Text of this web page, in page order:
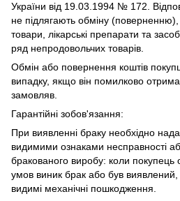
України від 19.03.1994 № 172.
не підлягають обміну
товари, лікарські препарати та
ряд непродовольчих товарів.
Обмін або повернення коштів
випадку, якщо він помилково
замовляв.
Гарантійні зобов'язання:
При виявленні браку необхідно
видимими ознаками несправності
бракованого виробу: коли покупець
умов виник брак або був
видимі механічні пошкодження.